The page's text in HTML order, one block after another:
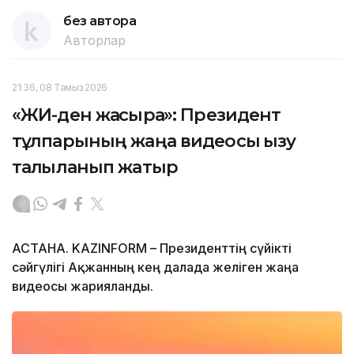
без автора
Авторлар
21:36, 08 Тамыз 2026
«ЖИ-ден жақсырақ»: Президент
тұлпарының жаңа видеосы қызу
талқыланып жатыр
АСТАНА. KAZINFORM – Президенттің сүйікті
сәйгүлігі Ақжанның кең далада желіген жаңа
видеосы жарияланды.